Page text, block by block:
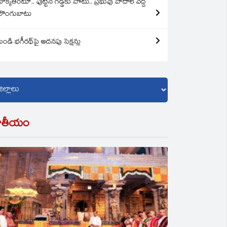
పుట్టిన గడ్డకు పోటు.. ప్రభువు పాదాల వద్ద
భగీరథ్‌పై అదనపు సెక్షన్లు